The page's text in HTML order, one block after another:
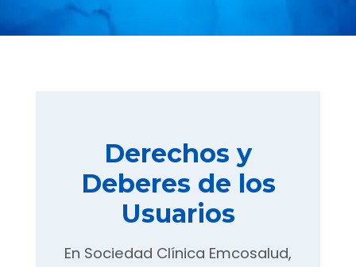
Derechos y
Deberes de los
Usuarios
En Sociedad Clínica Emcosalud,